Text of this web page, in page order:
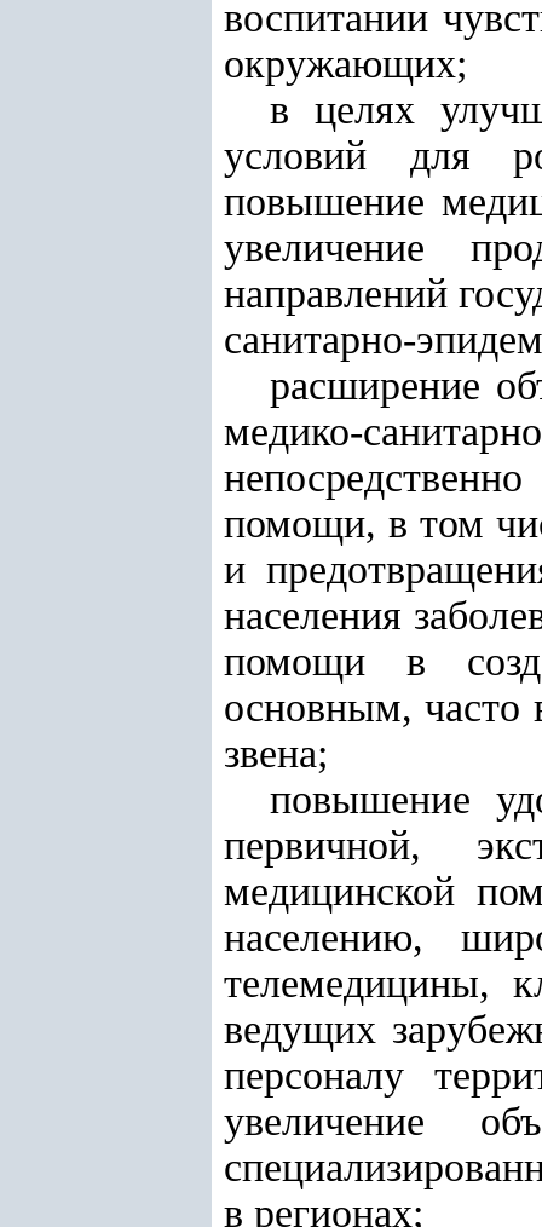
воспитании
окружающих;
в целях
условий для
повышение
увеличение
направлений
санитарно-
расширение
медико-
помощи, в том
и
населения
помощи в
основным, часто
звена;
повышение
первичной,
медицинской
населению,
телемедицины,
ведущих
персоналу
увеличение
в регионах;